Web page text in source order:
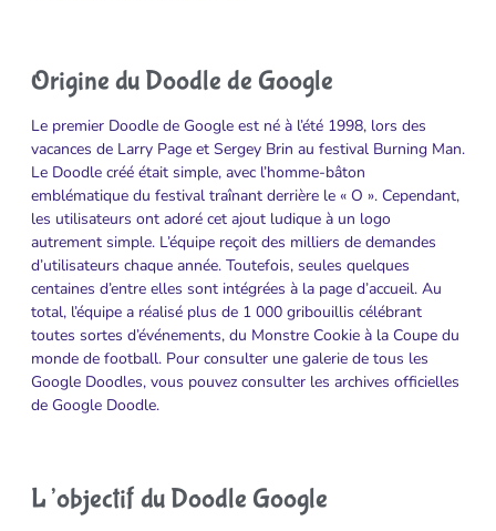
Origine du Doodle de Google
Le premier Doodle de Google est né à l’été 1998, lors des
vacances de Larry Page et Sergey Brin au festival Burning Man.
Le Doodle créé était simple, avec l’homme-bâton
emblématique du festival traînant derrière le « O ». Cependant,
les utilisateurs ont adoré cet ajout ludique à un logo
autrement simple. L’équipe reçoit des milliers de demandes
d’utilisateurs chaque année. Toutefois, seules quelques
centaines d’entre elles sont intégrées à la page d’accueil. Au
total, l’équipe a réalisé plus de 1 000 gribouillis célébrant
toutes sortes d’événements, du Monstre Cookie à la Coupe du
monde de football. Pour consulter une galerie de tous les
Google Doodles, vous pouvez consulter les archives officielles
de Google Doodle.
L’objectif du Doodle Google